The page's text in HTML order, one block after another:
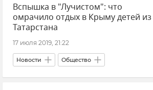
Вспышка в "Лучистом": что
омрачило отдых в Крыму детей из
Татарстана
17 июля 2019, 21:22
Новости Общество
Массовое отравление в лагере "Лучистый"